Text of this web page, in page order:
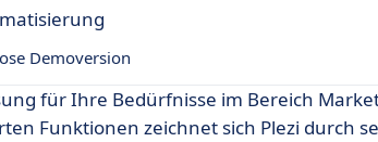
Demoversion
für Ihre Bedürfnisse im Bereich
Funktionen zeichnet sich Plezi durch